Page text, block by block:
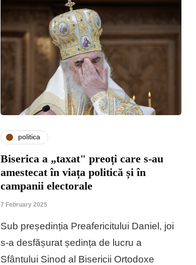
politica
Biserica a „taxat" preoți care s-au
amestecat în viața politică și în
campanii electorale
7 February 2025
Sub președinția Preafericitului Daniel, joi
s-a desfășurat ședința de lucru a
Sfântului Sinod al Bisericii Ortodoxe